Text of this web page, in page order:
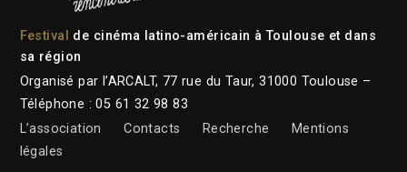
Festival
de cinéma latino-américain à Toulouse et dans
sa région
Organisé par l’ARCALT, 77 rue du Taur, 31000 Toulouse –
Téléphone : 05 61 32 98 83
L’association
Contacts Recherche
Mentions
légales